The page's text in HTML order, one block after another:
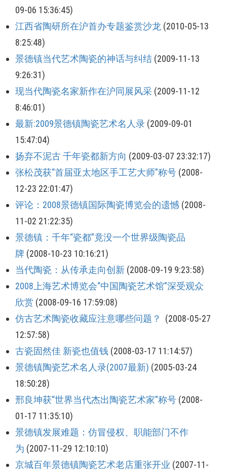
09-06 15:36:45)
江西省陶研所在沪首办专题鉴赏沙龙 (2010-05-13
8:25:48)
景德镇当代艺术陶瓷的神话与纠结 (2009-11-13
9:26:31)
现当代陶瓷名家新作在沪同展风采 (2009-11-12
8:46:01)
最新:2009景德镇陶瓷艺术名人录 (2009-09-01
15:47:04)
扬弃不泥古 千年瓷都新方向 (2009-03-07 23:32:17)
张松茂获“首届亚太地区手工艺大师”称号 (2008-
12-23 22:01:47)
评论：2008景德镇国际陶瓷博览会的遗憾 (2008-
11-02 21:22:35)
景德镇：千年“瓷都”竟没一个世界级陶瓷品
牌 (2008-10-23 10:16:21)
当代陶瓷：从传承走向创新 (2008-09-19 9:23:58)
2008上海艺术博览会“中国陶瓷艺术馆”深受观众
欣赏 (2008-09-16 17:59:08)
仿古艺术陶瓷收藏应注意哪些问题？
(2008-05-27
12:57:58)
古瓷固然佳 新瓷也值钱 (2008-03-17 11:14:57)
景德镇陶瓷艺术名人录(2007最新) (2005-03-24
18:50:28)
邢良坤获“世界当代杰出陶瓷艺术家”称号 (2008-
01-17 11:35:10)
景德镇发展难题：仿冒侵权、职能部门不作
为 (2007-11-29 12:10:10)
京城百年景德镇陶瓷艺术老店重张开业 (2007-11-